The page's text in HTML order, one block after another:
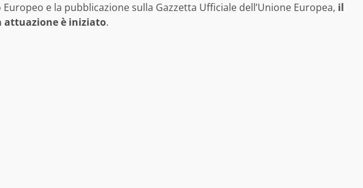
e la pubblicazione sulla Gazzetta Ufficiale dell’Unione Europea, il
attuazione è iniziato.